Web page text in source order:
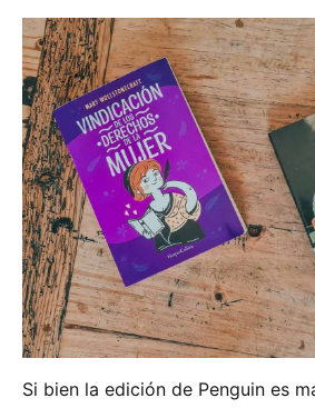
Si bien la edición de Penguin es